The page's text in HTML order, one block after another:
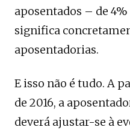
aposentados – de
significa
aposentadorias.
E isso não é tudo. A
de 2016, a
deverá ajustar-se à